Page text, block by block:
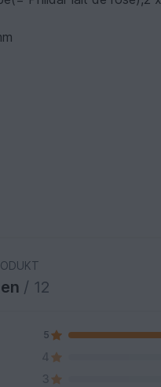
/ 12
5
4
3